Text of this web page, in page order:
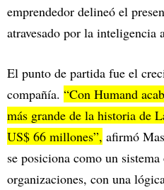
emprendedor delineó el
atravesado por la inteligencia
El punto de partida fue el
compañía. “Con Humand
más grande de la historia de
US$ 66 millones”, afirmó
se posiciona como un
organizaciones, con una